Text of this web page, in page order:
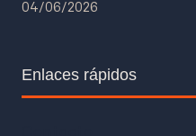
04/06/2026
Enlaces rápidos